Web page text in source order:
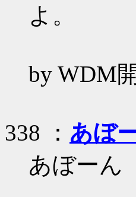
よ。
by WDM
338 ： あぼ
あぼーん